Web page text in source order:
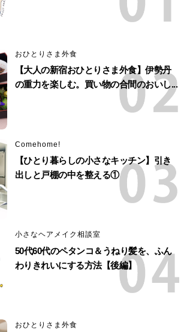
おひとりさま外食
【大人の新宿おひとりさま外食】伊勢丹
の重力を楽しむ。買い物の合間のおいし...
Comehome!
【ひとり暮らしの小さなキッチン】引き
出しと戸棚の中を整える①
小さなヘアメイク相談室
50代60代のペタンコ＆うねり髪を、ふん
わりきれいにする方法【後編】
おひとりさま外食